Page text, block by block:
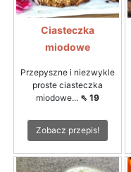
Ciasteczka
miodowe
Przepyszne i niezwykle
proste ciasteczka
miodowe... ⇖ 19
Zobacz przepis!